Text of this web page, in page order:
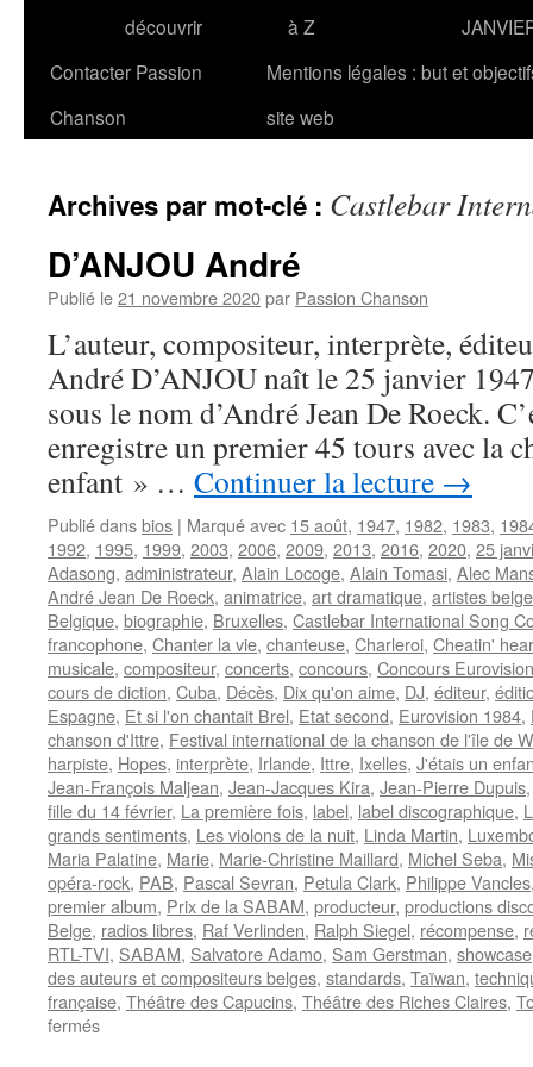
découvrir
à Z
Contacter Passion
Chanson
Mentions légales : but et
site web
Archives par mot-clé : Castlebar
D’ANJOU André
Publié le21 novembre 2020par Passion Chanson
L’auteur, compositeur, interprète,
André D’ANJOU naît le 25 janvier
sous le nom d’André Jean De Roeck.
enregistre un premier 45 tours avec la
enfant » … Continuer la lecture →
Publié dansbios | Marqué avec 15 août, 1947, 1982, 1983,
1992, 1995, 1999, 2003, 2006, 2009, 2013, 2016, 2020, 25
Adasong, administrateur, Alain Locoge, Alain Tomasi, Alec
André Jean De Roeck, animatrice, art dramatique, artistes
Belgique, biographie, Bruxelles, Castlebar International Song
francophone, Chanter la vie, chanteuse, Charleroi, Cheatin'
musicale, compositeur, concerts, concours, Concours
cours de diction, Cuba, Décès, Dix qu'on aime, DJ, éditeur,
Espagne, Et si l'on chantait Brel, Etat second, Eurovision 1984,
chanson d'Ittre, Festival international de la chanson de l'île de
harpiste, Hopes, interprète, Irlande, Ittre, Ixelles, J'étais un
Jean-François Maljean, Jean-Jacques Kira, Jean-Pierre Dupuis
fille du 14 février, La première fois, label, label discographique,
grands sentiments, Les violons de la nuit, Linda Martin,
Maria Palatine, Marie, Marie-Christine Maillard, Michel Seba,
opéra-rock, PAB, Pascal Sevran, Petula Clark, Philippe Vancles
premier album, Prix de la SABAM, producteur, productions
Belge, radios libres, Raf Verlinden, Ralph Siegel, récompense,
RTL-TVI, SABAM, Salvatore Adamo, Sam Gerstman, showcase
des auteurs et compositeurs belges, standards, Taïwan,
française, Théâtre des Capucins, Théâtre des Riches Claires,
ferméssur